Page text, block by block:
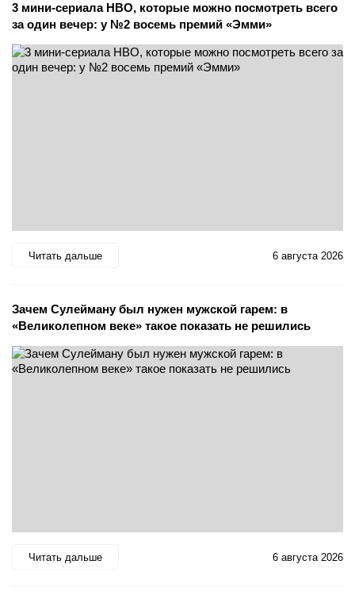
3 мини-сериала HBO, которые можно посмотреть всего
за один вечер: у №2 восемь премий «Эмми»
Читать дальше 6 августа 2026
Зачем Сулейману был нужен мужской гарем: в
«Великолепном веке» такое показать не решились
Читать дальше 6 августа 2026